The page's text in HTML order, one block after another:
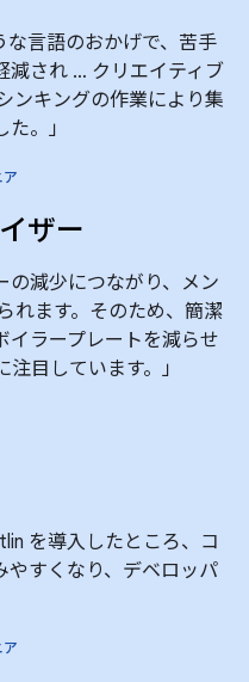
な言語のおかげで、苦手
減され … クリエイティブ
ンキングの作業により集
。」
ザー
の減少につながり、メン
れます。そのため、簡潔
イラープレートを減らせ
目しています。」
を導入したところ、コ
やすくなり、デベロッパ